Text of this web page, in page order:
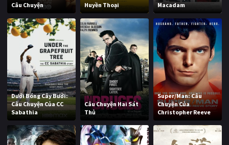
Câu Chuyện
Huyền Thoại
Macadam
Dưới Bóng Cây Bưởi:
Câu Chuyện Của CC
Sabathia
Câu Chuyện Hai Sát
Thủ
Super/Man: Câu
Chuyện Của
Christopher Reeve